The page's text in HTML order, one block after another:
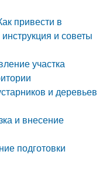
привести в
и советы
участка
и деревьев
и внесение
подготовки